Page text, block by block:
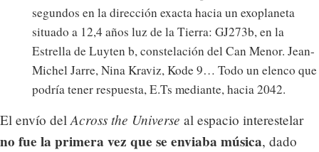
segundos en la dirección exacta hacia un exoplaneta
situado a 12,4 años luz de la Tierra: GJ273b, en la
Estrella de Luyten b, constelación del Can Menor. Jean-
Michel Jarre, Nina Kraviz, Kode 9… Todo un elenco que
podría tener respuesta, E.Ts mediante, hacia 2042.
El envío del Across the Universe al espacio interestelar
no fue la primera vez que se enviaba música, dado